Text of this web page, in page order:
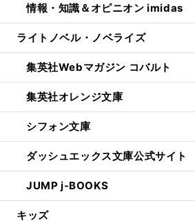
情報・知識＆オピニオン imidas
ライトノベル・ノベライズ
集英社Webマガジン コバルト
集英社オレンジ文庫
シフォン文庫
ダッシュエックス文庫公式サイト
JUMP j-BOOKS
キッズ